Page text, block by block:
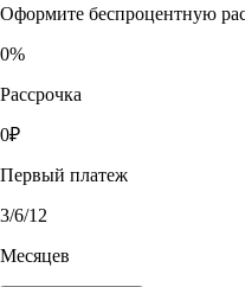
Оформите беспроцентную
0%
Рассрочка
0₽
Первый платеж
3/6/12
Месяцев